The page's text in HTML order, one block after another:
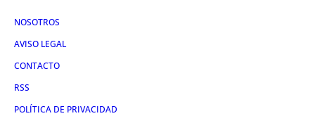
NOSOTROS
AVISO LEGAL
CONTACTO
RSS
POLÍTICA DE PRIVACIDAD